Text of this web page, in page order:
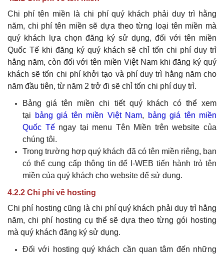
Chi phí tên miền là chi phí quý khách phải duy trì hằng
năm, chi phí tên miền sẽ dựa theo từng loại tên miền mà
quý khách lựa chọn đăng ký sử dụng, đối với tên miền
Quốc Tế khi đăng ký quý kháchsẽ chỉ tốn chi phí duy trì
hằng năm, còn đối với tên miền Việt Nam khi đăng ký quý
kháchsẽ tốn chi phí khởi tạo và phí duy trì hằng năm cho
năm đầu tiên, từ năm 2 trở đi sẽ chỉ tốn chi phí duy trì.
Bảng giá tên miền chi tiết quý khách có thể xem
tại
bảng giá tên miền Việt Nam,
bảng giá tên miền
Quốc Tếngay tại menu Tên Miền trên website của
chúng tôi.
Trong trường hợpquý khách đã có tên miền riêng, bạn
có thể cung cấp thông tin để I-WEB tiến hành trỏ tên
miền của quý khách cho website để sử dụng.
4.2.2 Chi phí về hosting
Chi phí hosting cũng là chi phí quý khách phải duy trì hằng
năm, chi phí hosting cụ thể sẽ dựa theo từng gói hosting
mà quý khách đăng ký sử dụng.
Đối với hosting quý khách cần quan tâm đến những